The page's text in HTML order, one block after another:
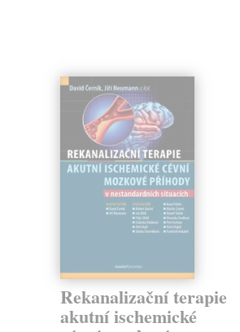
Rekanalizační terapie
akutní ischemické